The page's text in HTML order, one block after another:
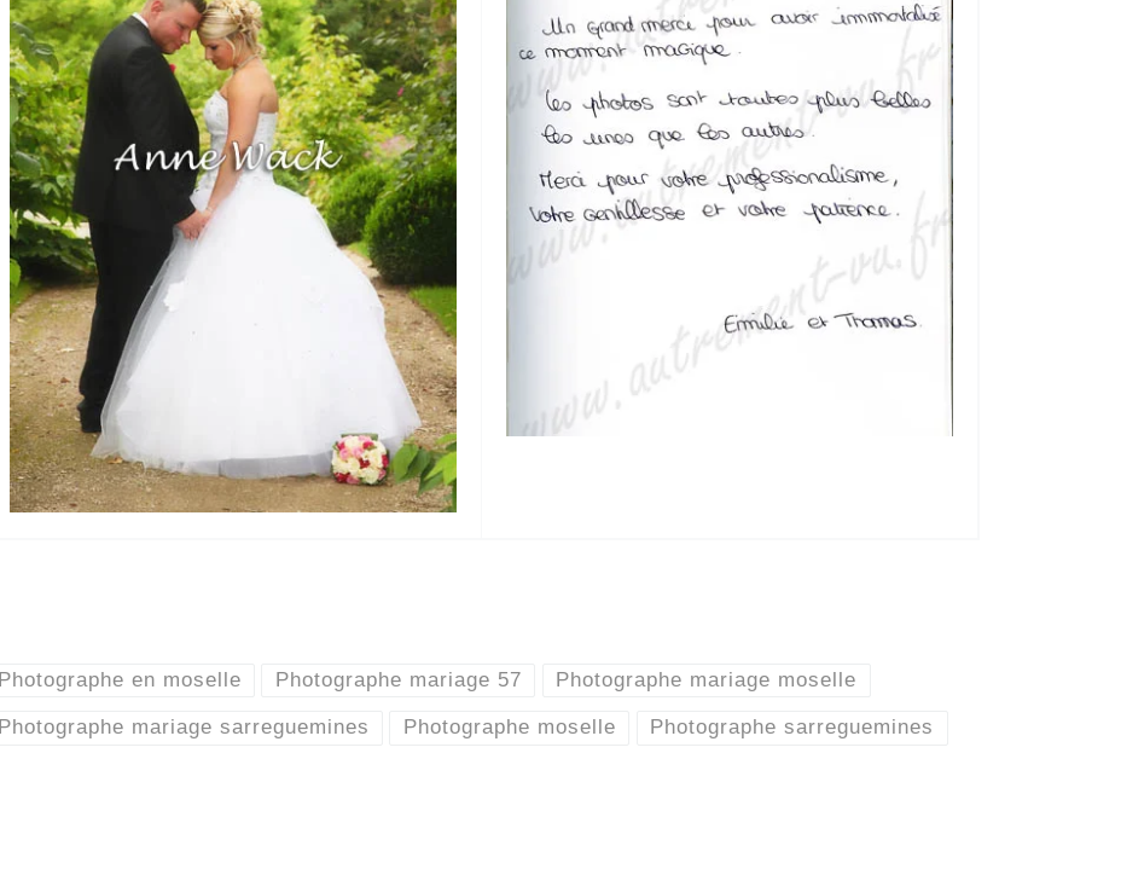
Photographe en moselle Photographe mariage 57 Photographe mariage moselle
Photographe mariage sarreguemines Photographe moselle Photographe sarreguemines